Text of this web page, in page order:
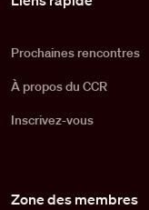
Prochaines rencontres
À propos du CCR
Inscrivez-vous
Zone des membres